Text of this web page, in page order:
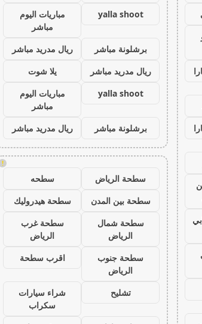
yalla shoot
مباريات اليوم
مباشر
برشلونة مباشر
ريال مدريد مباشر
ريال مدريد مباشر
يلا شوت
yalla shoot
مباريات اليوم
مباشر
برشلونة مباشر
ريال مدريد مباشر
!
سطحة الرياض
سطحه
سطحة بين المدن
سطحة هيدروليك
سطحة شمال
الرياض
سطحة غرب
الرياض
سطحة جنوب
الرياض
اقرب سطحة
تشليح
شراء سيارات
سكراب